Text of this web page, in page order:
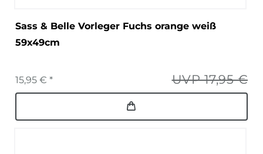
Sass & Belle Vorleger Fuchs orange weiß
59x49cm
UVP 17,95 €
15,95 € *